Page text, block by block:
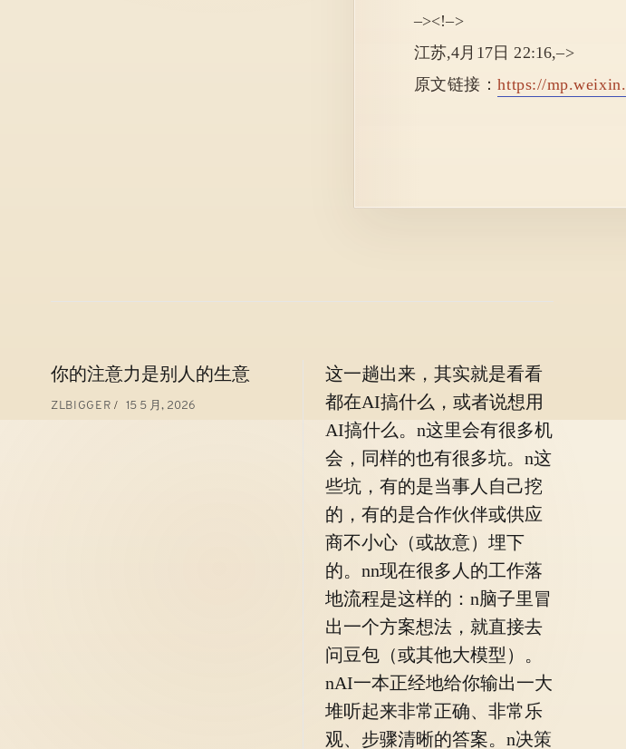
–><!–>
江苏,4月17日 22:16,–>
原文链接：https://
文
章
你的注意力是别人的生意
ZLBIGGER 15 5 月, 2026
这一趟出来，其实就是看看
都在AI搞什么，或者说想用
AI搞什么。n这里会有很多机
会，同样的也有很多坑。n这
些坑，有的是当事人自己挖
的，有的是合作伙伴或供应
商不小心（或故意）埋下
的。nn现在很多人的工作落
地流程是这样的：n脑子里冒
出一个方案想法，就直接去
问豆包（或其他大模型）。
nAI一本正经地给你输出一大
堆听起来非常正确、非常乐
观、步骤清晰的答案。n决策